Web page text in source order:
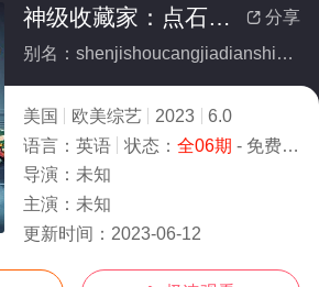
 分享
神级收藏家：点石成金拍卖行(全集)
别名：shenjishoucangjiadianshichengjinpaimaixing
美国 欧美综艺 2023
6.0
语言： 英语 状态： 全06期 - 免费在线观看
导演： 未知
主演： 未知
更新时间： 2023-06-12